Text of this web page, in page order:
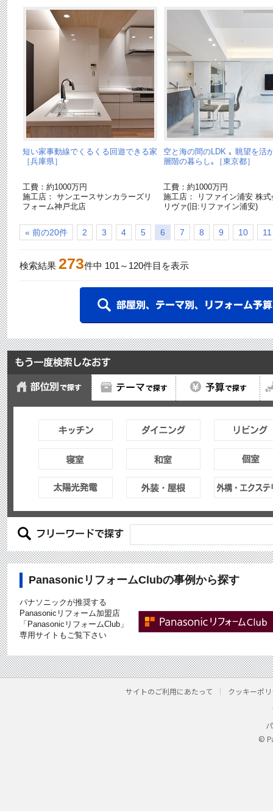
短い家事動線でくるくる回遊できる家
［兵庫県］
工費：約1000万円
施工店： サンエースサンカラーズリ
フォーム神戸北店
空と海の間のLDK ｡ 眺望を活
層階の暮らし｡［東京都］
工費：約1000万円
施工店： リファイン浦安 株式
リヴァ(旧:リファイン浦安)
« 前の20件 2 3 4 5 6 7 8 9 10 11
検索結果 273件中 101 ～ 120件目を表示
PanasonicリフォームClubの事例から探す
パナソニックが推奨する
Panasonicリフォーム加盟店
「PanasonicリフォームClub」
専用サイトもご覧下さい
サイトのご利用にあたって クッキーポ
©